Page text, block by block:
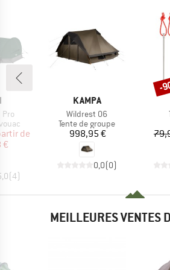
Pro
réduit
de
€
(4)
MARQUE
KAMPA
Article
Wildrest 06
Product group
Tente de groupe
Prix
998,95 €
0,0(0)
-
MEILLEURES VENTES